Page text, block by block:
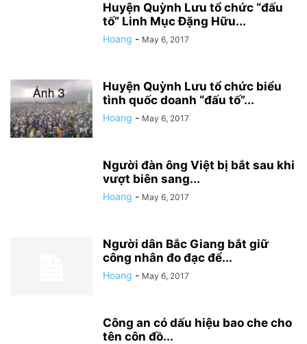
Huyện Quỳnh Lưu tổ chức “đấu
tố” Linh Mục Đặng Hữu...
Hoang - May 6, 2017
Huyện Quỳnh Lưu tổ chức biểu
tình quốc doanh “đấu tố”...
Hoang - May 6, 2017
Người đàn ông Việt bị bắt sau khi
vượt biên sang...
Hoang - May 6, 2017
Người dân Bắc Giang bắt giữ
công nhân đo đạc để...
Hoang - May 6, 2017
Công an có dấu hiệu bao che cho
tên côn đồ...